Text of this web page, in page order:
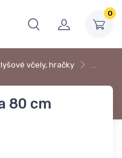
0
včely, hračky …
80 cm